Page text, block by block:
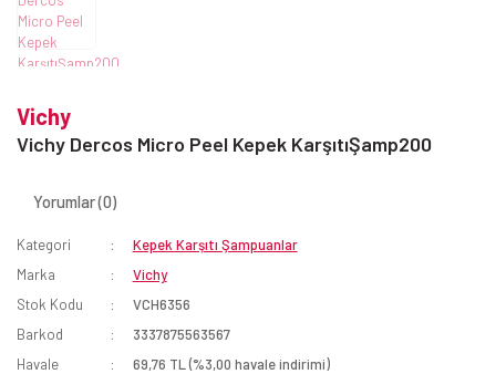
Vichy
Vichy Dercos Micro Peel Kepek KarşıtıŞamp200
Yorumlar (0)
Kategori
Kepek Karşıtı Şampuanlar
Marka
Vichy
Stok Kodu
VCH6356
Barkod
3337875563567
Havale
69,76 TL (%3,00 havale indirimi)